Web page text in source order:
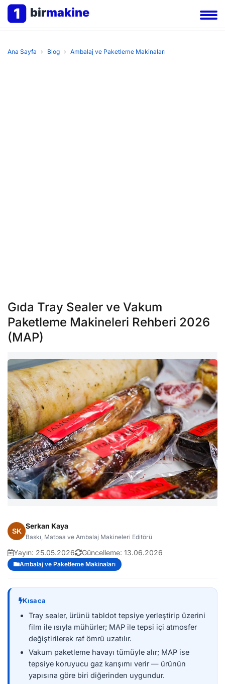
1 birmakine
Ana Sayfa › Blog › Ambalaj ve Paketleme Makinaları
Gıda Tray Sealer ve Vakum
Paketleme Makineleri Rehberi 2026
(MAP)
Serkan Kaya
Baskı, Matbaa ve Ambalaj Makineleri Editörü
Yayın: 25.05.2026 Güncelleme: 13.06.2026
Ambalaj ve Paketleme Makinaları
Kısaca
Tray sealer, ürünü tabldot tepsiye yerleştirip üzerini
film ile ısıyla mühürler; MAP ile tepsi içi atmosfer
değiştirilerek raf ömrü uzatılır.
Vakum paketleme havayı tümüyle alır; MAP ise
tepsiye koruyucu gaz karışımı verir — ürünün
yapısına göre biri diğerinden uygundur.